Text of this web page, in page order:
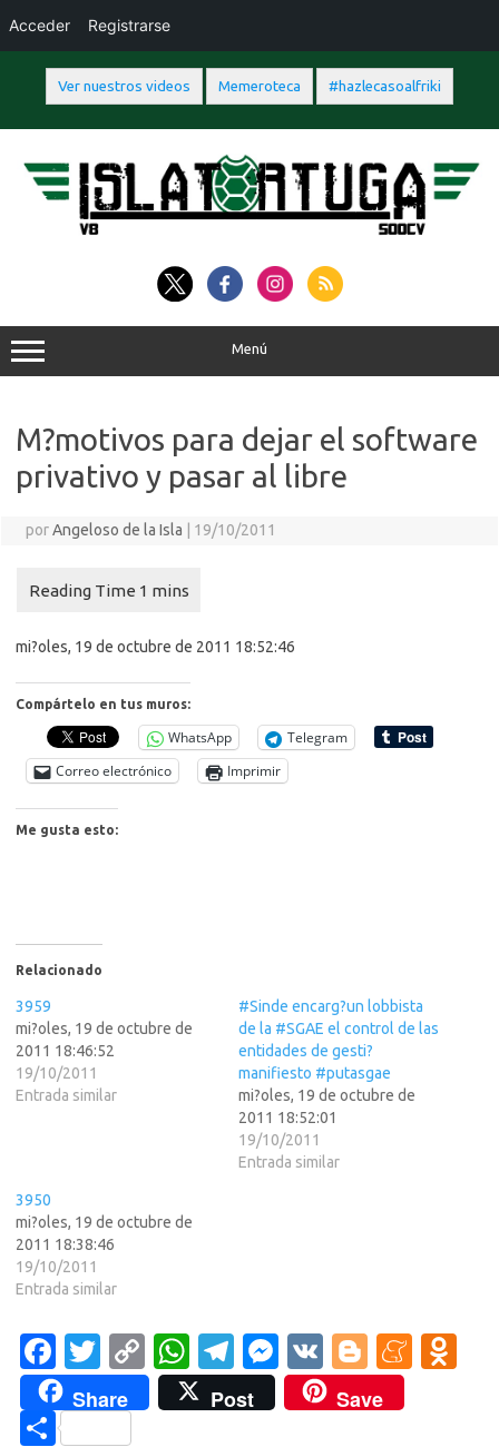
Ver nuestros videos Memeroteca #hazlecasoalfriki
contenido
Menú
M?motivos para dejar el software
privativo y pasar al libre
porAngeloso de la Isla 19/10/2011
mi?oles, 19 de octubre de 2011 18:52:46
Compártelo en tus muros:
WhatsApp
Telegram
Correo electrónico
Imprimir
Me gusta esto:
Relacionado
3959
mi?oles, 19 de octubre de
2011 18:46:52
19/10/2011
Entrada similar
#Sinde encarg?un lobbista
de la #SGAE el control de las
entidades de gesti?
manifiesto #putasgae
mi?oles, 19 de octubre de
2011 18:52:01
19/10/2011
Entrada similar
3950
mi?oles, 19 de octubre de
2011 18:38:46
19/10/2011
Entrada similar
Fa
c
e
T
w
it
C
o
p
W
h
at
T
el
e
M
es
se
V
K
Bl
o
g
M
Share Post Save
C
Acceder Registrarse